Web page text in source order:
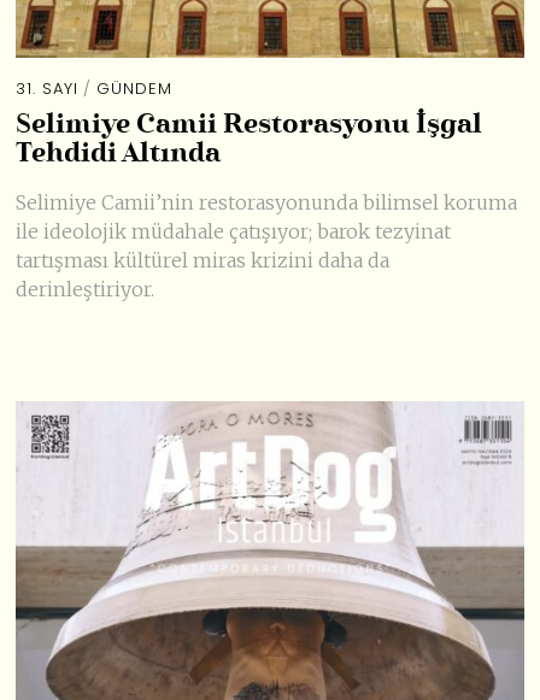
31. SAYI / GÜNDEM
Selimiye Camii Restorasyonu İşgal
Tehdidi Altında
Selimiye Camii’nin restorasyonunda bilimsel koruma
ile ideolojik müdahale çatışıyor; barok tezyinat
tartışması kültürel miras krizini daha da
derinleştiriyor.